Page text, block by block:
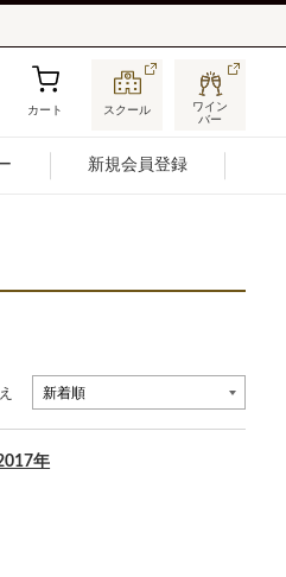
カート スクール
ワイン
バー
新規会員登録
年